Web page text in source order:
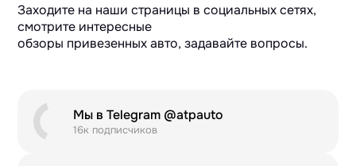
Заходите на наши страницы в социальных сетях,
смотрите интересные
обзоры привезенных авто, задавайте вопросы.
Мы в Telegram @atpauto
16к подписчиков